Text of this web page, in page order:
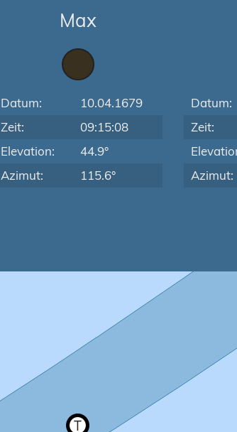
Max
Datum:
10.04.1679
Zeit:
09:15:08
Elevation:
44.9°
Azimut:
115.6°
Datum:
Zeit:
Azimut: